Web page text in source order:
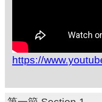
https://